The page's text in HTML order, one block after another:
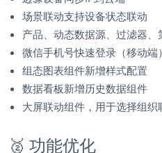
场景联动支持设备状态联动
产品、动态数据源、过滤器
微信手机号快速登录（移动端）
组态图表组件新增样式配置
数据看板新增历史数据组件
大屏联动组件，用于选择组织
🥈 功能优化